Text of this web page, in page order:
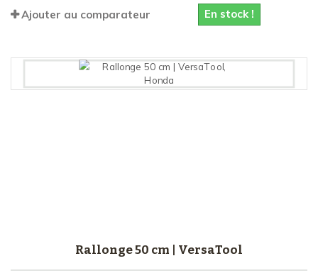
Ajouter au comparateur En stock !
Rallonge 50 cm | VersaTool